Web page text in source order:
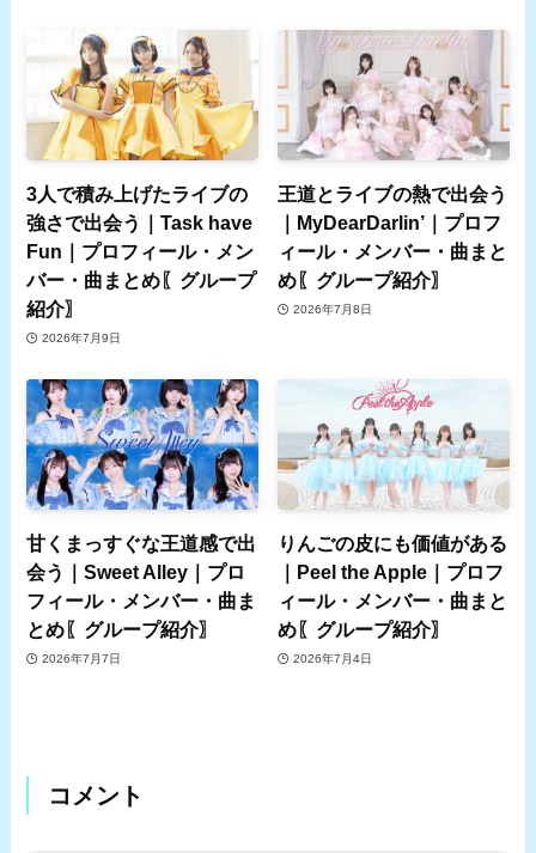
3人で積み上げたライブの
強さで出会う｜Task have
Fun｜プロフィール・メン
バー・曲まとめ〖グループ
紹介〗
2026年7月9日
王道とライブの熱で出会う
｜MyDearDarlin’｜プロフ
ィール・メンバー・曲まと
め〖グループ紹介〗
2026年7月8日
甘くまっすぐな王道感で出
会う｜Sweet Alley｜プロ
フィール・メンバー・曲ま
とめ〖グループ紹介〗
2026年7月7日
りんごの皮にも価値がある
｜Peel the Apple｜プロフ
ィール・メンバー・曲まと
め〖グループ紹介〗
2026年7月4日
コメント